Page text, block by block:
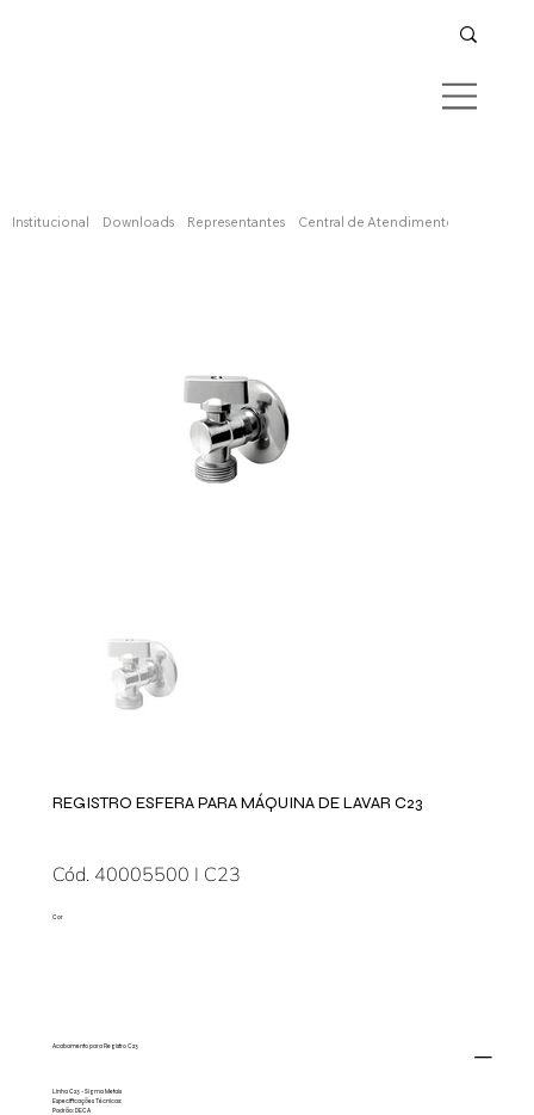
Confira aqui
Institucional Downloads Representantes Central de Atendimento
REGISTRO ESFERA PARA MÁQUINA DE LAVAR C23
Cód. 40005500 I C23
Cor
Acabamento para Registro C23
Linha C23 - Sigma Metais
Especificações Técnicas:
Padrão: DECA